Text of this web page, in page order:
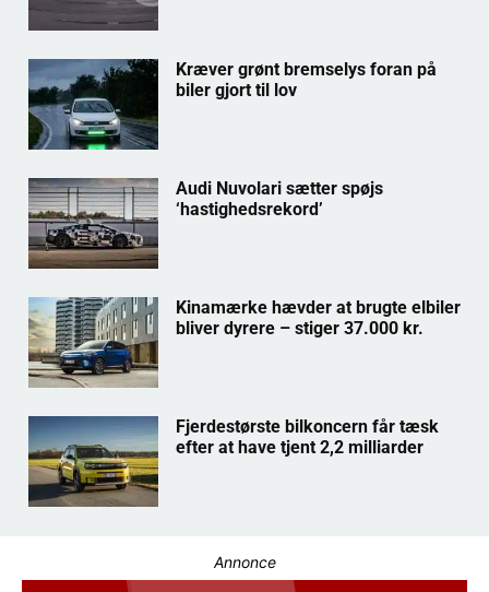
Kræver grønt bremselys foran på
biler gjort til lov
Audi Nuvolari sætter spøjs
‘hastighedsrekord’
Kinamærke hævder at brugte elbiler
bliver dyrere – stiger 37.000 kr.
Fjerdestørste bilkoncern får tæsk
efter at have tjent 2,2 milliarder
Annonce